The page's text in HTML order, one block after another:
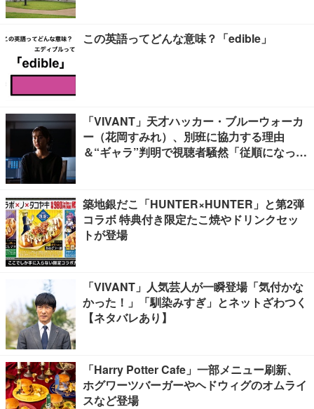
この英語ってどんな意味？「edible」
「VIVANT」天才ハッカー・ブルーウォーカ
ー（花岡すみれ）、別班に協力する理由
＆“ギャラ”判明で視聴者騒然「従順になった
築地銀だこ「HUNTER×HUNTER」と第2弾
コラボ 特典付き限定たこ焼やドリンクセッ
トが登場
「VIVANT」人気芸人が一瞬登場「気付かな
かった！」「馴染みすぎ」とネットざわつく
【ネタバレあり】
「Harry Potter Cafe」一部メニュー刷新、
ホグワーツバーガーやヘドウィグのオムライ
スなど登場